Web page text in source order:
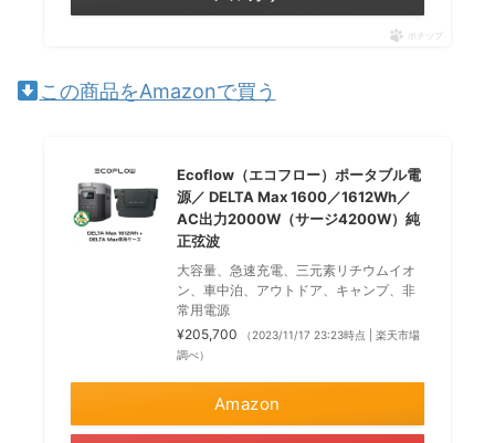
ポチップ
この商品をAmazonで買う
Ecoflow（エコフロー）ポータブル電
源／ DELTA Max 1600／1612Wh／
AC出力2000W（サージ4200W）純
正弦波
大容量、急速充電、三元素リチウムイオ
ン、車中泊、アウトドア、キャンプ、非
常用電源
¥205,700
（2023/11/17 23:23時点 | 楽天市場
調べ）
Amazon